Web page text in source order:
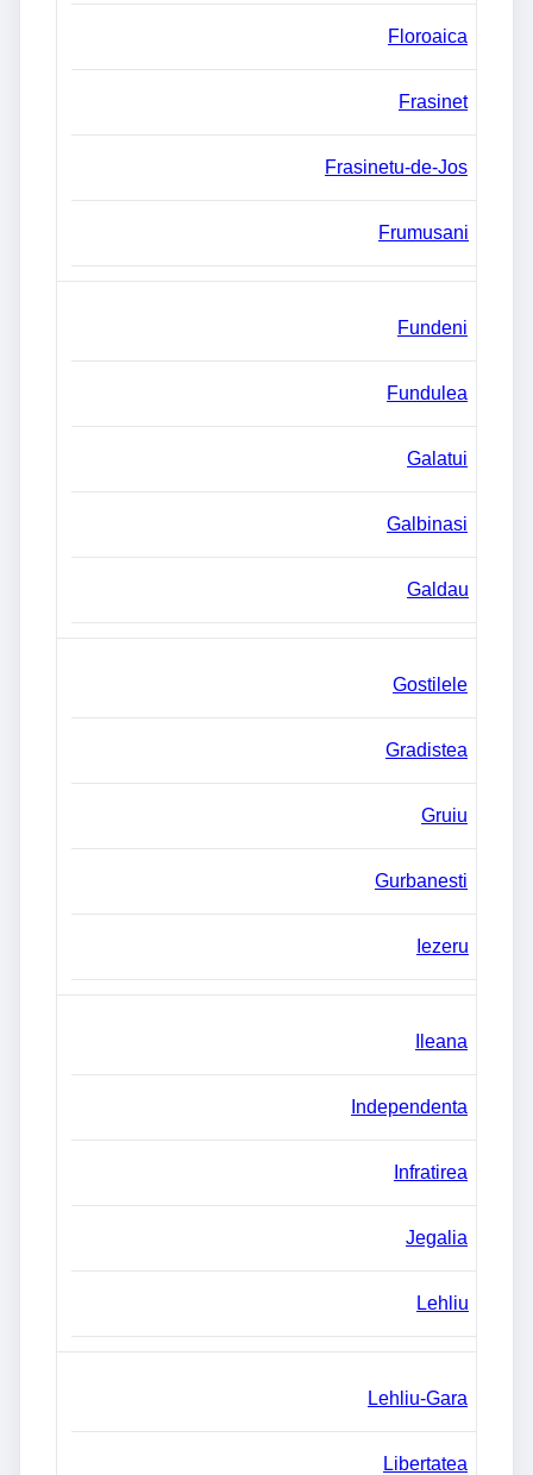
Floroaica
Frasinet
Frasinetu-de-Jos
Frumusani
Fundeni
Fundulea
Galatui
Galbinasi
Galdau
Gostilele
Gradistea
Gruiu
Gurbanesti
Iezeru
Ileana
Independenta
Infratirea
Jegalia
Lehliu
Lehliu-Gara
Libertatea